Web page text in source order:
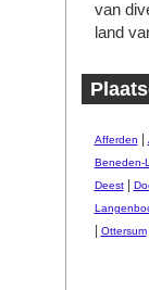
van
land
Afferden
Beneden-
Deest|
Ottersum